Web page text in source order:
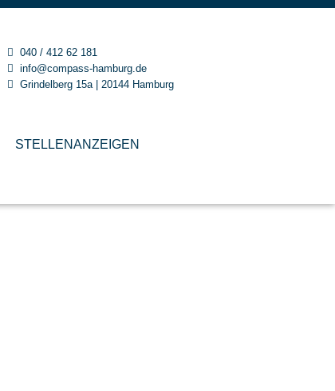
040 / 412 62 181
info@compass-hamburg.de
Grindelberg 15a | 20144 Hamburg
STELLENANZEIGEN